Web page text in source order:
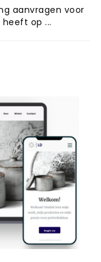
aanvragen voor
op ...